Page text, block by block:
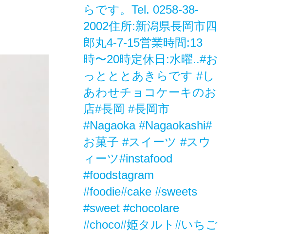
らです。Tel. 0258-38-
2002住所:新潟県長岡市四
郎丸4-7-15営業時間:13
時〜20時定休日:水曜..#お
っとととあきらです #し
あわせチョコケーキのお
店#長岡 #長岡市
#Nagaoka #Nagaokashi#
お菓子 #スイーツ #スウ
ィーツ#instafood
#foodstagram
#foodie#cake #sweets
#sweet #chocolare
#choco#姫タルト#いちご